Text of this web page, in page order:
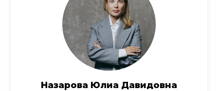
Назарова Юлиа Давидовна